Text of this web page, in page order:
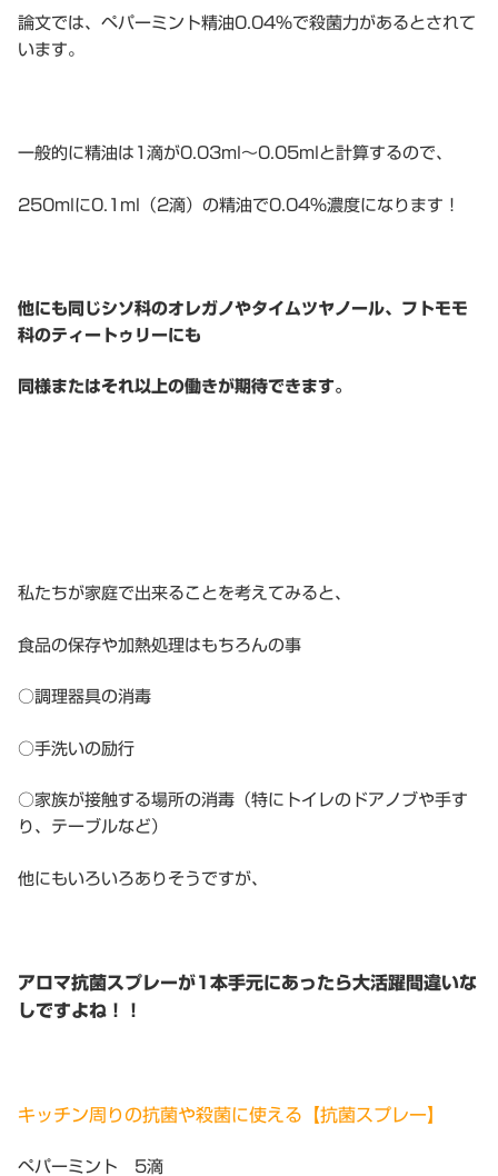
論文では、ペパーミント精油0.04%で殺菌力があるとされて
います。
一般的に精油は1滴が0.03ml〜0.05mlと計算するので、
250mlに0.1ml（2滴）の精油で0.04%濃度になります！
他にも同じシソ科のオレガノやタイムツヤノール、フトモモ
科のティートゥリーにも
同様またはそれ以上の働きが期待できます。
私たちが家庭で出来ることを考えてみると、
食品の保存や加熱処理はもちろんの事
○調理器具の消毒
○手洗いの励行
○家族が接触する場所の消毒（特にトイレのドアノブや手す
り、テーブルなど）
他にもいろいろありそうですが、
アロマ抗菌スプレーが1本手元にあったら大活躍間違いな
しですよね！！
キッチン周りの抗菌や殺菌に使える【抗菌スプレー】
ペパーミント 5滴